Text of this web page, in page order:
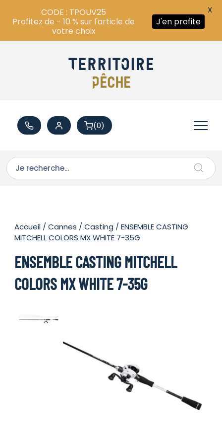
(0)
Accueil /Cannes /Casting / ENSEMBLE CASTING
MITCHELL COLORS MX WHITE 7-35G
ENSEMBLE CASTING MITCHELL
COLORS MX WHITE 7-35G
CODE : TPOUV25
Profitez de - 10 % sur l'article de
votre choix
J'en profite
X